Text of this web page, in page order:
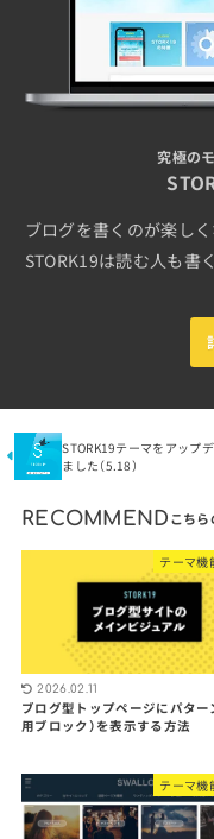
究極の
ブログを書くのが楽し
STORK19は読む人も書
STORK19テーマをアップ
ました（5.18）
RECOMMEND
テーマ機
2026.02.11
ブログ型トップページにパター
用ブロック）を表示する方法
テーマ機